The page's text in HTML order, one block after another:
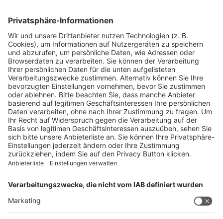
Firmenporträts
Panorama
Produkte
Ratgeber
Weitblick
WEITERES AUS DEM VERLAG
Reisemobil International